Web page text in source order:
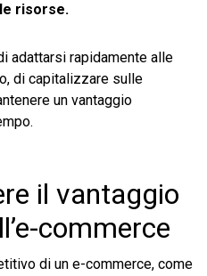
risorse.
adattarsi rapidamente alle
di capitalizzare sulle
un vantaggio
il vantaggio
commerce
di un e-commerce, come